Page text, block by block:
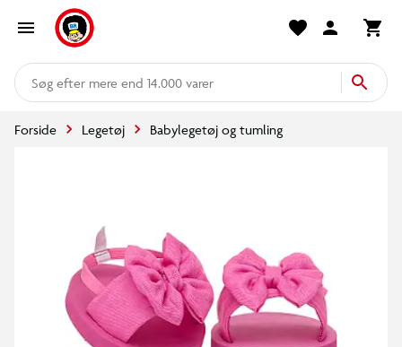
mere end 14.000 varer
Forside Legetøj Babylegetøj og tumling